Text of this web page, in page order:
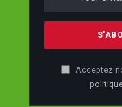
Acceptez